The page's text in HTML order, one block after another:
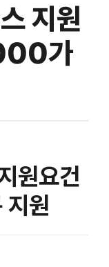
지원
가
원요건
원